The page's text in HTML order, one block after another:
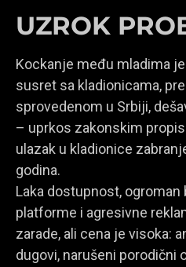
UZROK
Kockanje među mladima
susret sa kladionicama,
sprovedenom u Srbiji,
– uprkos zakonskim
ulazak u kladionice
godina.
Laka dostupnost, ogroman
platforme i agresivne
zarade, ali cena je visoka:
dugovi, narušeni porodični